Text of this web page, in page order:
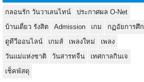
กลอนรัก วันวาเลนไทน์
ประกาศผล O-Net
บ้านเดี่ยว รังสิต
Admission เกม
กฏอัยการศึก
ดูทีวีออนไลน์
เกมส์ เพลงใหม่
เพลง
วันแม่แห่งชาติ
วันสารทจีน
เทศกาลกินเจ
เช็คพัสดุ